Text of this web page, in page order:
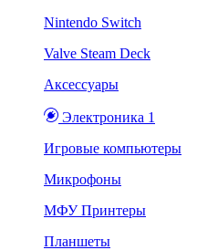
Nintendo Switch
Valve Steam Deck
Аксессуары
Электроника 1
Игровые компьютеры
Микрофоны
МФУ Принтеры
Планшеты